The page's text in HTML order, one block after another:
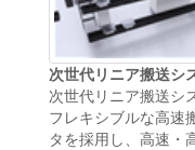
次世代リニア搬送シ
次世代リニア搬送シ
フレキシブルな高速
タを採用し、高速・